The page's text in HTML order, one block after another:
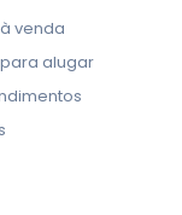
venda
alugar